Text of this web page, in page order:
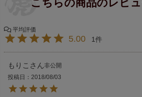
5.00 1
もりこ
非公開
投稿日
2018/08/03